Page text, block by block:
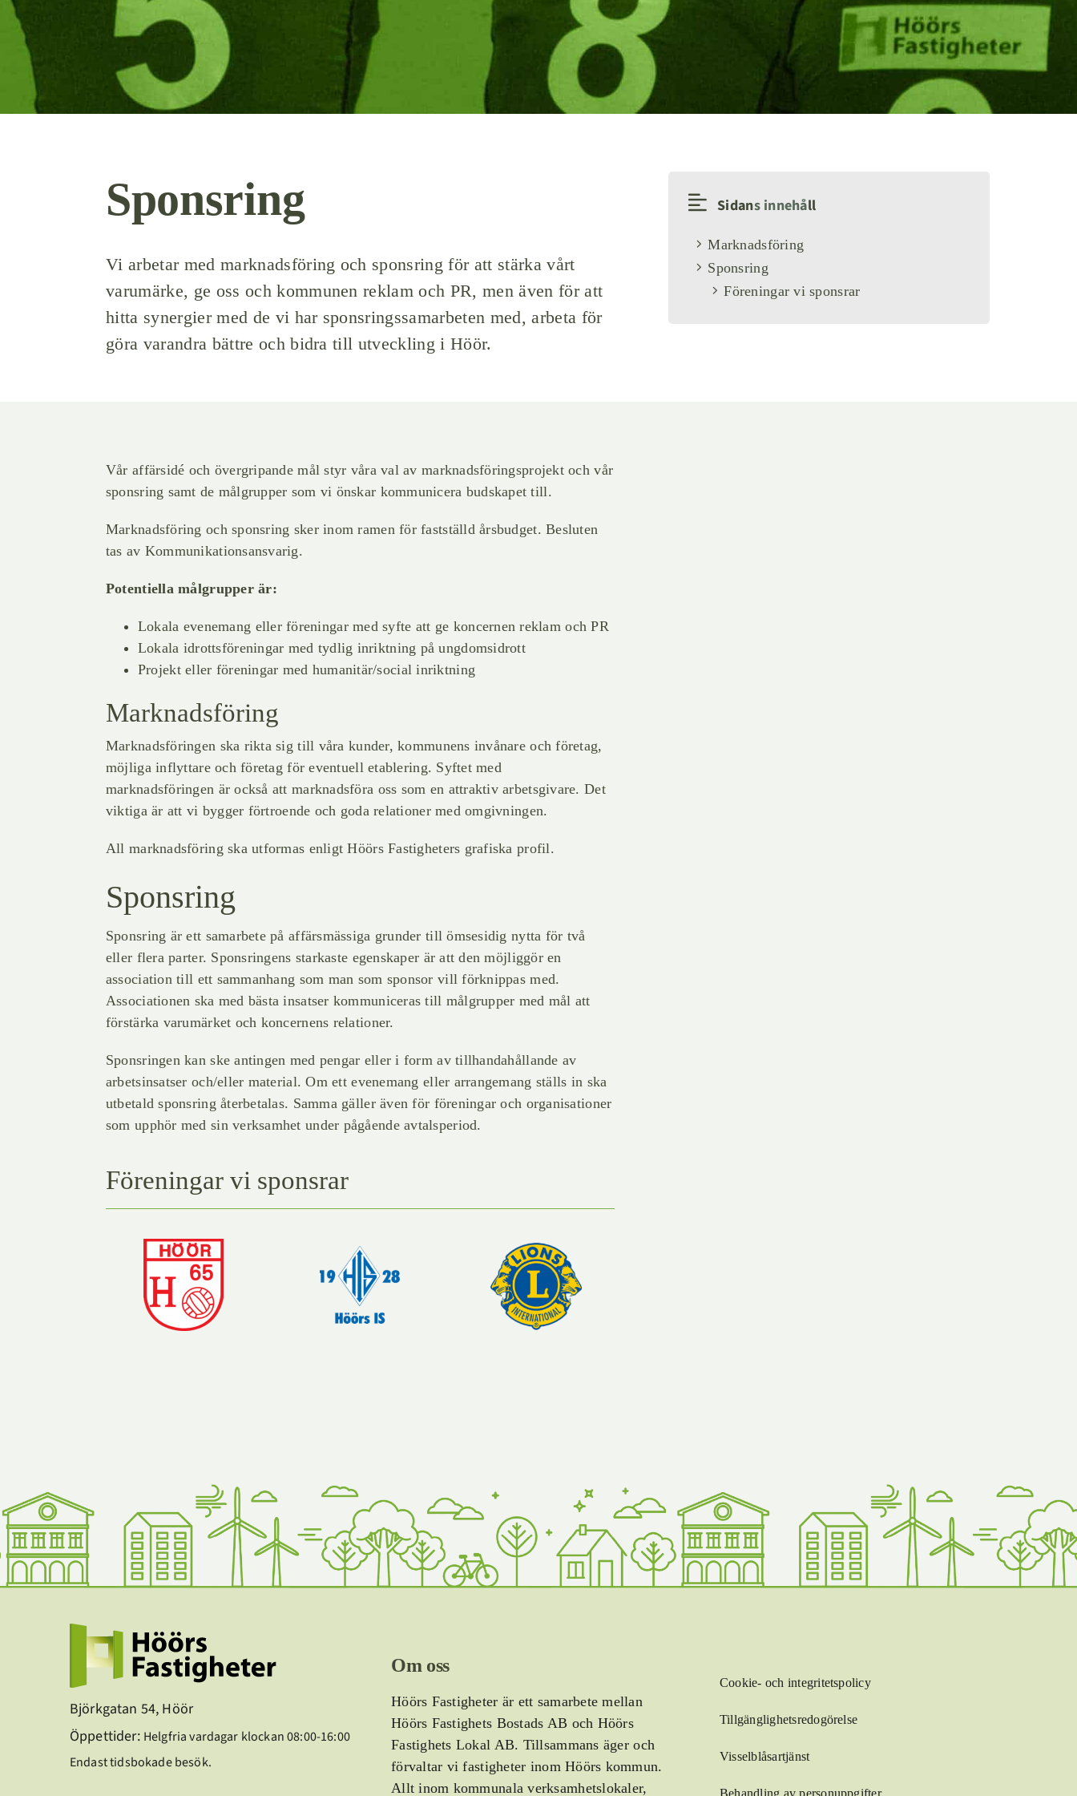
Sponsring
Vi arbetar med marknadsföring och sponsring för att stärka vårt
varumärke, ge oss och kommunen reklam och PR, men även för att
hitta synergier med de vi har sponsringssamarbeten med, arbeta för
göra varandra bättre och bidra till utveckling i Höör.
Sidans innehåll
Marknadsföring
Sponsring
Föreningar vi sponsrar
Vår affärsidé och övergripande mål styr våra val av marknadsföringsprojekt och vår
sponsring samt de målgrupper som vi önskar kommunicera budskapet till.
Marknadsföring och sponsring sker inom ramen för fastställd årsbudget. Besluten
tas av Kommunikationsansvarig.
Potentiella målgrupper är:
Lokala evenemang eller föreningar med syfte att ge koncernen reklam och PR
Lokala idrottsföreningar med tydlig inriktning på ungdomsidrott
Projekt eller föreningar med humanitär/social inriktning
Marknadsföring
Marknadsföringen ska rikta sig till våra kunder, kommunens invånare och företag,
möjliga inflyttare och företag för eventuell etablering. Syftet med
marknadsföringen är också att marknadsföra oss som en attraktiv arbetsgivare. Det
viktiga är att vi bygger förtroende och goda relationer med omgivningen.
All marknadsföring ska utformas enligt Höörs Fastigheters grafiska profil.
Sponsring
Sponsring är ett samarbete på affärsmässiga grunder till ömsesidig nytta för två
eller flera parter. Sponsringens starkaste egenskaper är att den möjliggör en
association till ett sammanhang som man som sponsor vill förknippas med.
Associationen ska med bästa insatser kommuniceras till målgrupper med mål att
förstärka varumärket och koncernens relationer.
Sponsringen kan ske antingen med pengar eller i form av tillhandahållande av
arbetsinsatser och/eller material. Om ett evenemang eller arrangemang ställs in ska
utbetald sponsring återbetalas. Samma gäller även för föreningar och organisationer
som upphör med sin verksamhet under pågående avtalsperiod.
Föreningar vi sponsrar
Björkgatan 54, Höör
Öppettider: Helgfria vardagar klockan 08:00-16:00
Endast tidsbokade besök.
Om oss
Höörs Fastigheter är ett samarbete mellan
Höörs Fastighets Bostads AB och Höörs
Fastighets Lokal AB. Tillsammans äger och
förvaltar vi fastigheter inom Höörs kommun.
Allt inom kommunala verksamhetslokaler,
Cookie- och integritetspolicy
Tillgänglighetsredogörelse
Visselblåsartjänst
Behandling av personuppgifter